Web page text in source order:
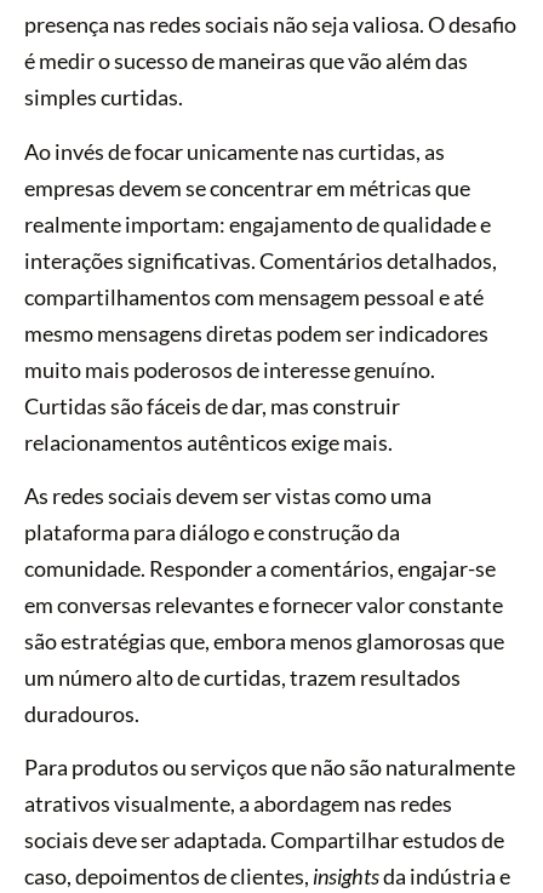
presença nas redes sociais não seja valiosa. O desafio
é medir o sucesso de maneiras que vão além das
simples curtidas.
Ao invés de focar unicamente nas curtidas, as
empresas devem se concentrar em métricas que
realmente importam: engajamento de qualidade e
interações significativas. Comentários detalhados,
compartilhamentos com mensagem pessoal e até
mesmo mensagens diretas podem ser indicadores
muito mais poderosos de interesse genuíno.
Curtidas são fáceis de dar, mas construir
relacionamentos autênticos exige mais.
As redes sociais devem ser vistas como uma
plataforma para diálogo e construção da
comunidade. Responder a comentários, engajar-se
em conversas relevantes e fornecer valor constante
são estratégias que, embora menos glamorosas que
um número alto de curtidas, trazem resultados
duradouros.
Para produtos ou serviços que não são naturalmente
atrativos visualmente, a abordagem nas redes
sociais deve ser adaptada. Compartilhar estudos de
caso, depoimentos de clientes, insightsda indústria e